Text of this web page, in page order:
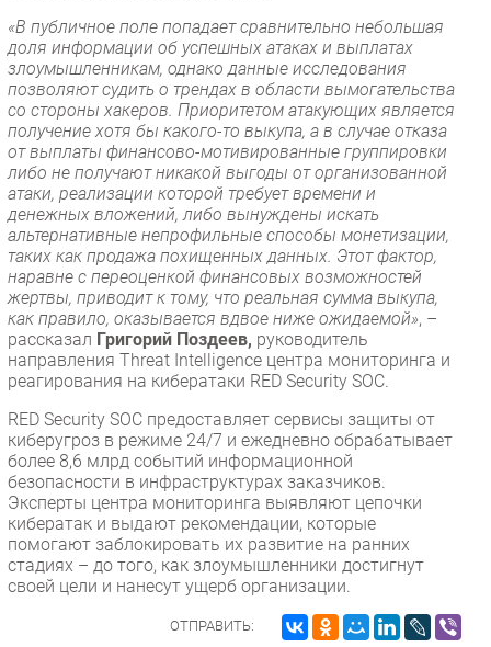
«В публичное поле попадает сравнительно небольшая
доля информации об успешных атаках и выплатах
злоумышленникам, однако данные исследования
позволяют судить о трендах в области вымогательства
со стороны хакеров. Приоритетом атакующих является
получение хотя бы какого-то выкупа, а в случае отказа
от выплаты финансово-мотивированные группировки
либо не получают никакой выгоды от организованной
атаки, реализации которой требует времени и
денежных вложений, либо вынуждены искать
альтернативные непрофильные способы монетизации,
таких как продажа похищенных данных. Этот фактор,
наравне с переоценкой финансовых возможностей
жертвы, приводит к тому, что реальная сумма выкупа,
как правило, оказывается вдвое ниже ожидаемой», –
рассказал Григорий Поздеев, руководитель
направления Threat Intelligence центра мониторинга и
реагирования на кибератаки RED Security SOC.
RED Security SOC предоставляет сервисы защиты от
киберугроз в режиме 24/7 и ежедневно обрабатывает
более 8,6 млрд событий информационной
безопасности в инфраструктурах заказчиков.
Эксперты центра мониторинга выявляют цепочки
кибератак и выдают рекомендации, которые
помогают заблокировать их развитие на ранних
стадиях – до того, как злоумышленники достигнут
своей цели и нанесут ущерб организации.
ОТПРАВИТЬ: